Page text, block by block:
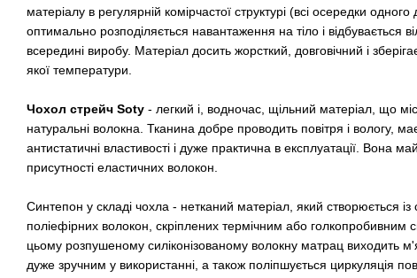
матеріалу в регулярній комірчастої структурі (всі осередки одного
оптимально розподіляється навантаження на тіло і відбувається
всередині виробу. Матеріал досить жорсткий, довговічний і
якої температури.
Чохол стрейч Soty - легкий і, водночас, щільний матеріал, що
натуральні волокна. Тканина добре проводить повітря і вологу,
антистатичні властивості і дуже практична в експлуатації. Вона
присутності еластичних волокон.
Синтепон у складі чохла - нетканий матеріал, який створюється із
поліефірних волокон, скріплених термічним або
цьому розпушеному силіконізованому волокну матрац виходить
дуже зручним у використанні, а також поліпшується циркуляція